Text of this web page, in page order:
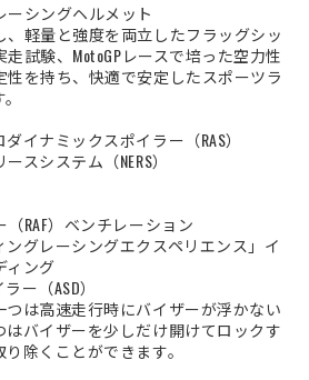
シングヘルメット
軽量と強度を両立したフラッグシッ
試験、MotoGPレースで培った空力性
を持ち、快適で安定したスポーツラ
イナミックスポイラー（RAS）
スシステム（NERS）
RAF）ベンチレーション
ングレーシングエクスペリエンス」イ
ィング
ー（ASD）
つは高速走行時にバイザーが浮かない
はバイザーを少しだけ開けてロックす
除くことができます。